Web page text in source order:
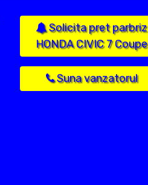
Solicita pret parbriz
HONDA CIVIC 7 Coupe
Suna vanzatorul